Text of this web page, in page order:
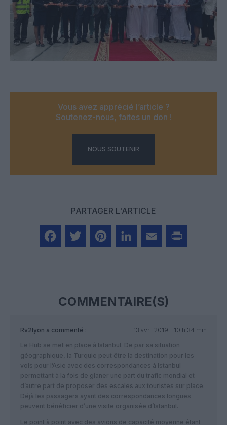
Vous avez apprécié l’article ?
Soutenez-nous, faites un don !
NOUS SOUTENIR
PARTAGER L'ARTICLE
COMMENTAIRE(S)
Rv2lyon a commenté :
13 avril 2019 - 10 h 34 min
Le Hub se met en place à Istanbul. De par sa situation
géographique, la Turquie peut être la destination pour les
vols pour l’Asie avec des correspondances à Istanbul
permettant à la fois de glaner une part du trafic mondial et
d’autre part de proposer des escales aux touristes sur place.
Déjà les passagers ayant des correspondances longues
peuvent bénéficier d’une visite organisée d’Istanbul.
Le point à point avec des avions de capacité moyenne étant